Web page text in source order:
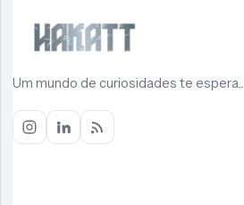
Um mundo de curiosidades te espera...